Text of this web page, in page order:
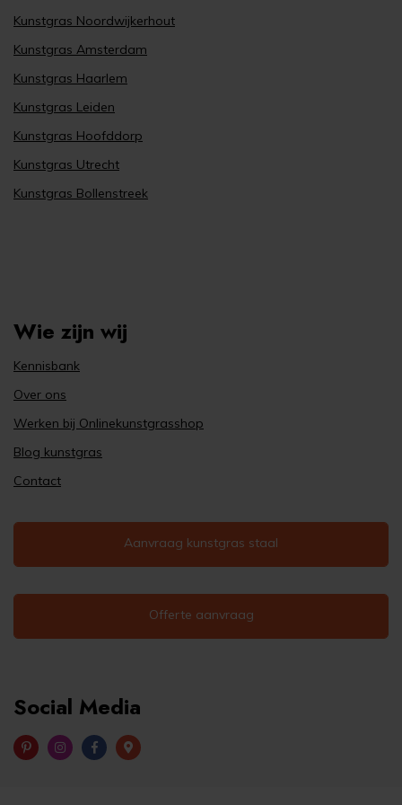
Kunstgras Noordwijkerhout
Kunstgras Amsterdam
Kunstgras Haarlem
Kunstgras Leiden
Kunstgras Hoofddorp
Kunstgras Utrecht
Kunstgras Bollenstreek
Wie zijn wij
Kennisbank
Over ons
Werken bij Onlinekunstgrasshop
Blog kunstgras
Contact
Aanvraag kunstgras staal
Offerte aanvraag
Social Media